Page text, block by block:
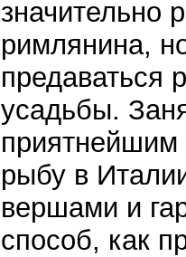
значительно
римлянина,
предаваться
усадьбы.
приятнейшим
рыбу в
вершами и
способ, как